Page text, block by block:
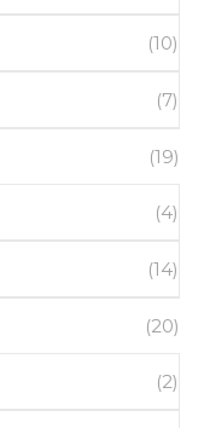
(10)
(7)
(19)
(4)
(14)
(20)
(2)